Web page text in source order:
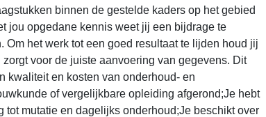
binnen de gestelde kaders op het gebied
jou opgedane kennis weet jij een bijdrage te
het werk tot een goed resultaat te lijden houd jij
voor de juiste aanvoering van gegevens. Dit
kwaliteit en kosten van onderhoud- en
of vergelijkbare opleiding afgerond;Je hebt
mutatie en dagelijks onderhoud;Je beschikt over